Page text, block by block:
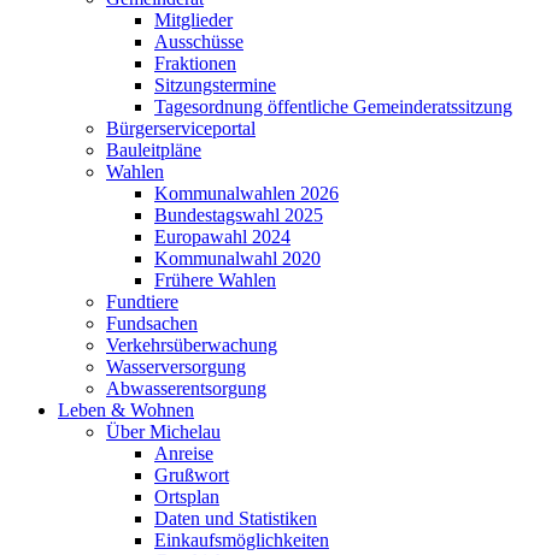
Mitglieder
Ausschüsse
Fraktionen
Sitzungstermine
Tagesordnung öffentliche Gemeinderatssitzung
Bürgerserviceportal
Bauleitpläne
Wahlen
Kommunalwahlen 2026
Bundestagswahl 2025
Europawahl 2024
Kommunalwahl 2020
Frühere Wahlen
Fundtiere
Fundsachen
Verkehrsüberwachung
Wasserversorgung
Abwasserentsorgung
Leben & Wohnen
Über Michelau
Anreise
Grußwort
Ortsplan
Daten und Statistiken
Einkaufsmöglichkeiten